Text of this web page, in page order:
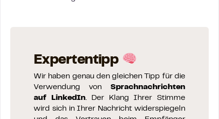
Expertentipp
Wir haben genau den gleichen Tipp für die
Verwendung von Sprachnachrichten
auf LinkedIn. Der Klang Ihrer Stimme
wird sich in Ihrer Nachricht widerspiegeln